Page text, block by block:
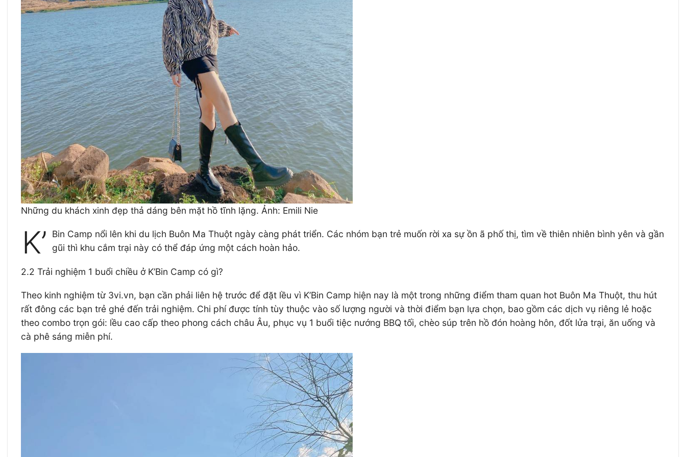
Những du khách xinh đẹp thả dáng bên mặt hồ tĩnh lặng. Ảnh: Emili Nie
K’
Bin Camp nổi lên khi du lịch Buôn Ma Thuột ngày càng phát triển. Các nhóm bạn trẻ muốn rời xa sự ồn ã phố thị, tìm về thiên nhiên bình yên và gần
gũi thì khu cắm trại này có thể đáp ứng một cách hoàn hảo.
2.2 Trải nghiệm 1 buổi chiều ở K’Bin Camp có gì?
Theo kinh nghiệm từ 3vi.vn, bạn cần phải liên hệ trước để đặt lều vì K’Bin Camp hiện nay là một trong những điểm tham quan hot Buôn Ma Thuột, thu hút
rất đông các bạn trẻ ghé đến trải nghiệm. Chi phí được tính tùy thuộc vào số lượng người và thời điểm bạn lựa chọn, bao gồm các dịch vụ riêng lẻ hoặc
theo combo trọn gói: lều cao cấp theo phong cách châu Âu, phục vụ 1 buổi tiệc nướng BBQ tối, chèo súp trên hồ đón hoàng hôn, đốt lửa trại, ăn uống và
cà phê sáng miễn phí.